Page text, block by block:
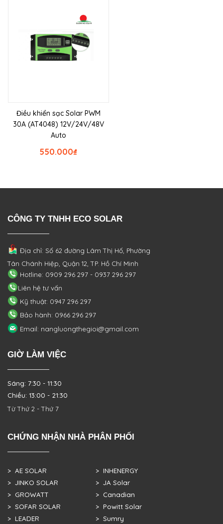
Điều khiển sạc Solar PWM
30A (AT4048) 12V/24V/48V
Auto
₫
550.000
CÔNG TY TNHH ECO SOLAR
Địa chỉ: Số 62 đường Lâm Thị Hố, Phường
Tân Chánh Hiệp, Quận 12, TP. Hồ Chí Minh
Hotline: 0909 296 297 - 0937 296 297
Liên hệ tư vấn
Kỹ thuật: 0947 296 297
Bảo hành: 0966 296 297
Email: nangluongthegioi@gmail.com
GIỜ LÀM VIỆC
Sáng: 7:30 - 11:30
Chiều: 13:00 - 21:30
Từ Thứ 2 - Thứ 7
CHỨNG NHẬN NHÀ PHÂN PHỐI
> AE SOLAR
> JINKO SOLAR
> GROWATT
> SOFAR SOLAR
> LEADER
> INHENERGY
> JA Solar
> Canadian
> Powitt Solar
> Sumry